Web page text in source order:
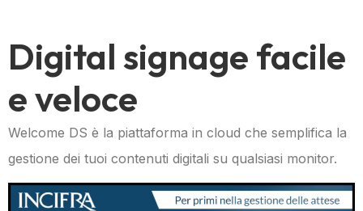
Digital signage facile
e veloce
Welcome DS è la piattaforma in cloud che semplifica la
gestione dei tuoi contenuti digitali su qualsiasi monitor.